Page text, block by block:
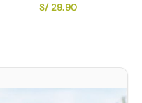
S/29.90